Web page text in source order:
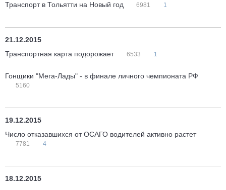
Транспорт в Тольятти на Новый год 6981 1
21.12.2015
Транспортная карта подорожает
6533 1
Гонщики "Мега-Лады" - в финале личного чемпионата РФ
5160
19.12.2015
Число отказавшихся от ОСАГО водителей активно растет
7781 4
18.12.2015